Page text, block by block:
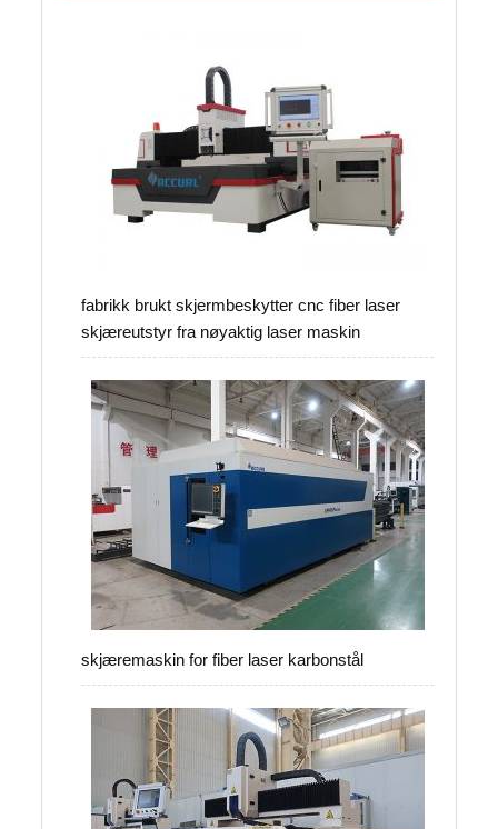
fabrikk brukt skjermbeskytter cnc fiber laser
skjæreutstyr fra nøyaktig laser maskin
skjæremaskin for fiber laser karbonstål